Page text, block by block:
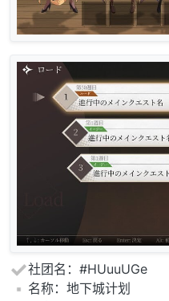
社团名：#HUuuUGe
️名称：地下城计划